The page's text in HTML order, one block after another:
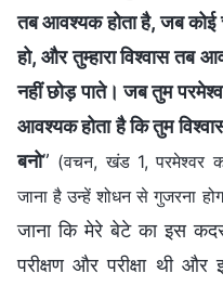
तब आवश्यक होता है, जब
हो, और तुम्हारा विश्वास तब
नहीं छोड़ पाते। जब तुम
आवश्यक होता है कि तुम
बनो” (वचन, खंड 1, परमेश्वर
जाना है उन्हें शोधन से गुजरना
जाना कि मेरे बेटे का इस
परीक्षण और परीक्षा थी